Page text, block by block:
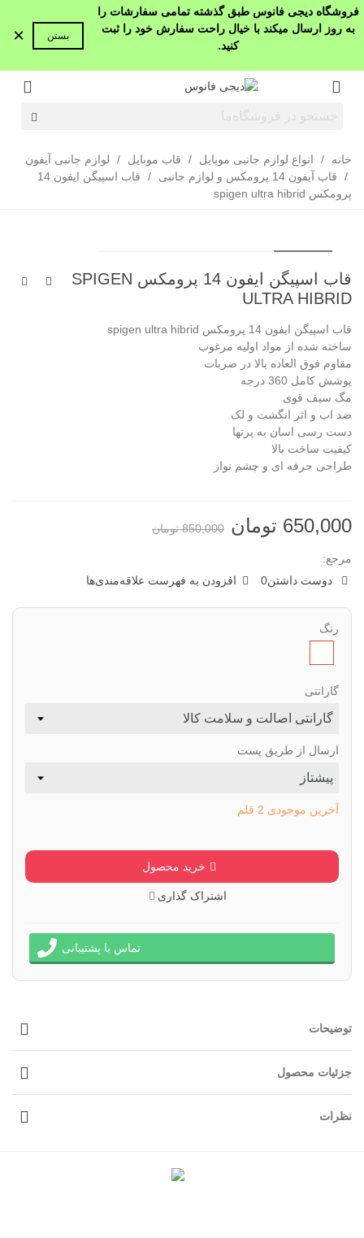
فروشگاه دیجی فانوس طبق گذشته تمامی سفارشات را
به روز ارسال میکند با خیال راحت سفارش خود را ثبت
کنید.
بستن ×
خانه / انواع لوازم جانبی موبایل / قاب موبایل /
لوازم جانبی آیفون
/
قاب آیفون 14 پرومکس و لوازم جانبی /
قاب اسپیگن ایفون 14
پرومکس spigen ultra hibrid
قاب اسپیگن ایفون 14 پرومکس SPIGEN
ULTRA HIBRID
قاب اسپیگن ایفون 14 پرومکس spigen ultra hibrid
ساخته شده از مواد اولیه مرغوب
مقاوم فوق العاده بالا در ضربات
پوشش کامل 360 درجه
مگ سیف قوی
ضد اب و اثر انگشت و لک
دست رسی اسان به پرتها
کیفیت ساخت بالا
طراحی حرفه ای و چشم نواز
650,000 تومان 850,000 تومان
مرجع:
دوست داشتن0 افزودن به فهرست علاقه‌مندی‌ها
رنگ
تصویر
گارانتی
ارسال از طریق پست
آخرین موجودی 2 قلم
خرید محصول
اشتراک گذاری
تماس با پشتیبانی
توضیحات
جزئیات محصول
نظرات